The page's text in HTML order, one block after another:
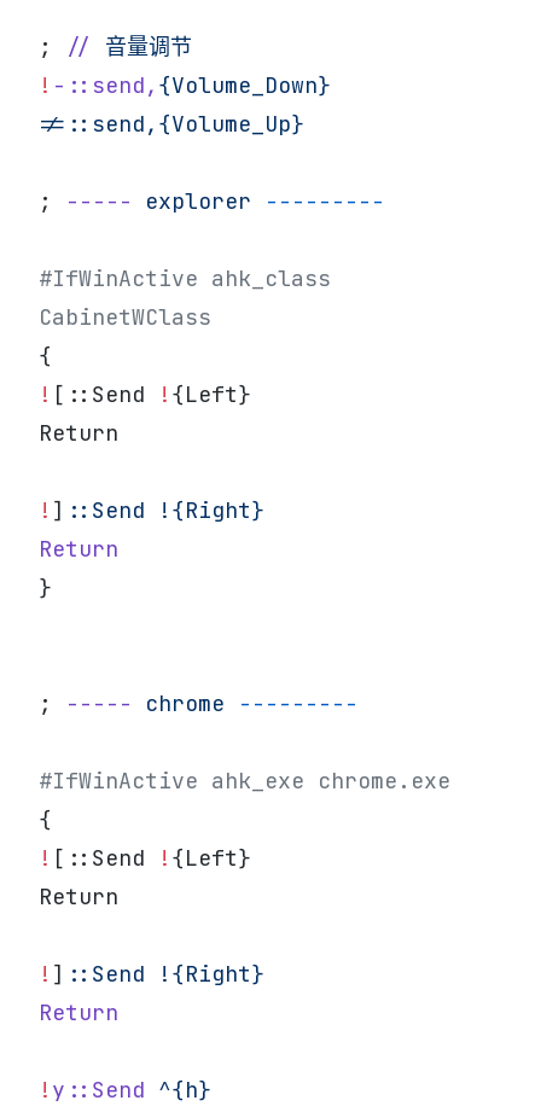
; //
音量调节
! -::send, {Volume_Down}
!= : :send,{Volume_Up}
; ----- explorer ---------
#IfWinActive ahk_class
CabinetWClass
{
! [::Send ! {Left}
Return
! ] : :Send !{Right}
Return
}
; ----- chrome ---------
#IfWinActive ahk_exe chrome.exe
{
! [::Send ! {Left}
Return
! ] : :Send !{Right}
Return
! y::Send ^{h}